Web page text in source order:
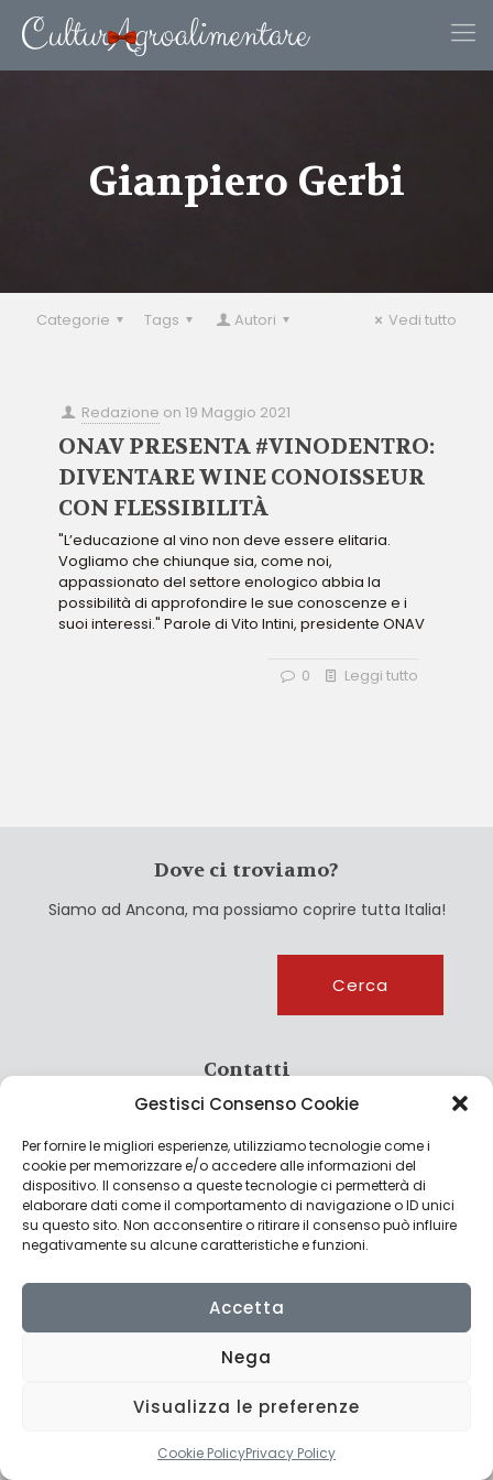
Gestisci Consenso Cookie
Per fornire le migliori esperienze, utilizziamo tecnologie come i
cookie per memorizzare e/o accedere alle informazioni del
dispositivo. Il consenso a queste tecnologie ci permetterà di
elaborare dati come il comportamento di navigazione o ID unici
su questo sito. Non acconsentire o ritirare il consenso può influire
negativamente su alcune caratteristiche e funzioni.
Accetta
Nega
Visualizza le preferenze
Cookie PolicyPrivacy Policy
Gianpiero Gerbi
Categorie Tags Autori Vedi tutto
Redazione on19 Maggio 2021
ONAV PRESENTA #VINODENTRO:
DIVENTARE WINE CONOISSEUR
CON FLESSIBILITÀ
"L’educazione al vino non deve essere elitaria.
Vogliamo che chiunque sia, come noi,
appassionato del settore enologico abbia la
possibilità di approfondire le sue conoscenze e i
suoi interessi." Parole di Vito Intini, presidente ONAV
0 Leggi tutto
Dove ci troviamo?
Siamo ad Ancona, ma possiamo coprire tutta Italia!
Cerca
Contatti
info@culturagroalimentare.com
Note legali
Privacy Policy
© 2022 CulturAgroalimentare di Raffaello De Crescenzo - P.IVA